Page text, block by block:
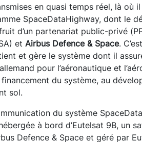
en quasi temps réel, là où
SpaceDataHighway, dont le
d’un partenariat public-privé
et Airbus Defence & Space.
et gère le système dont il
pour l’aéronautique et
du système, au
sol.
du système
à bord d’Eutelsat 9B, un
Defence & Space et géré par